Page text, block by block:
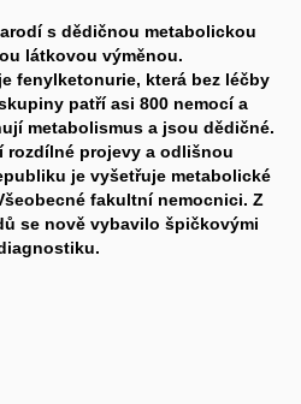
s dědičnou metabolickou
látkovou výměnou.
fenylketonurie, která bez léčby
patří asi 800 nemocí a
metabolismus a jsou dědičné.
rozdílné projevy a odlišnou
je vyšetřuje metabolické
fakultní nemocnici. Z
se nově vybavilo špičkovými